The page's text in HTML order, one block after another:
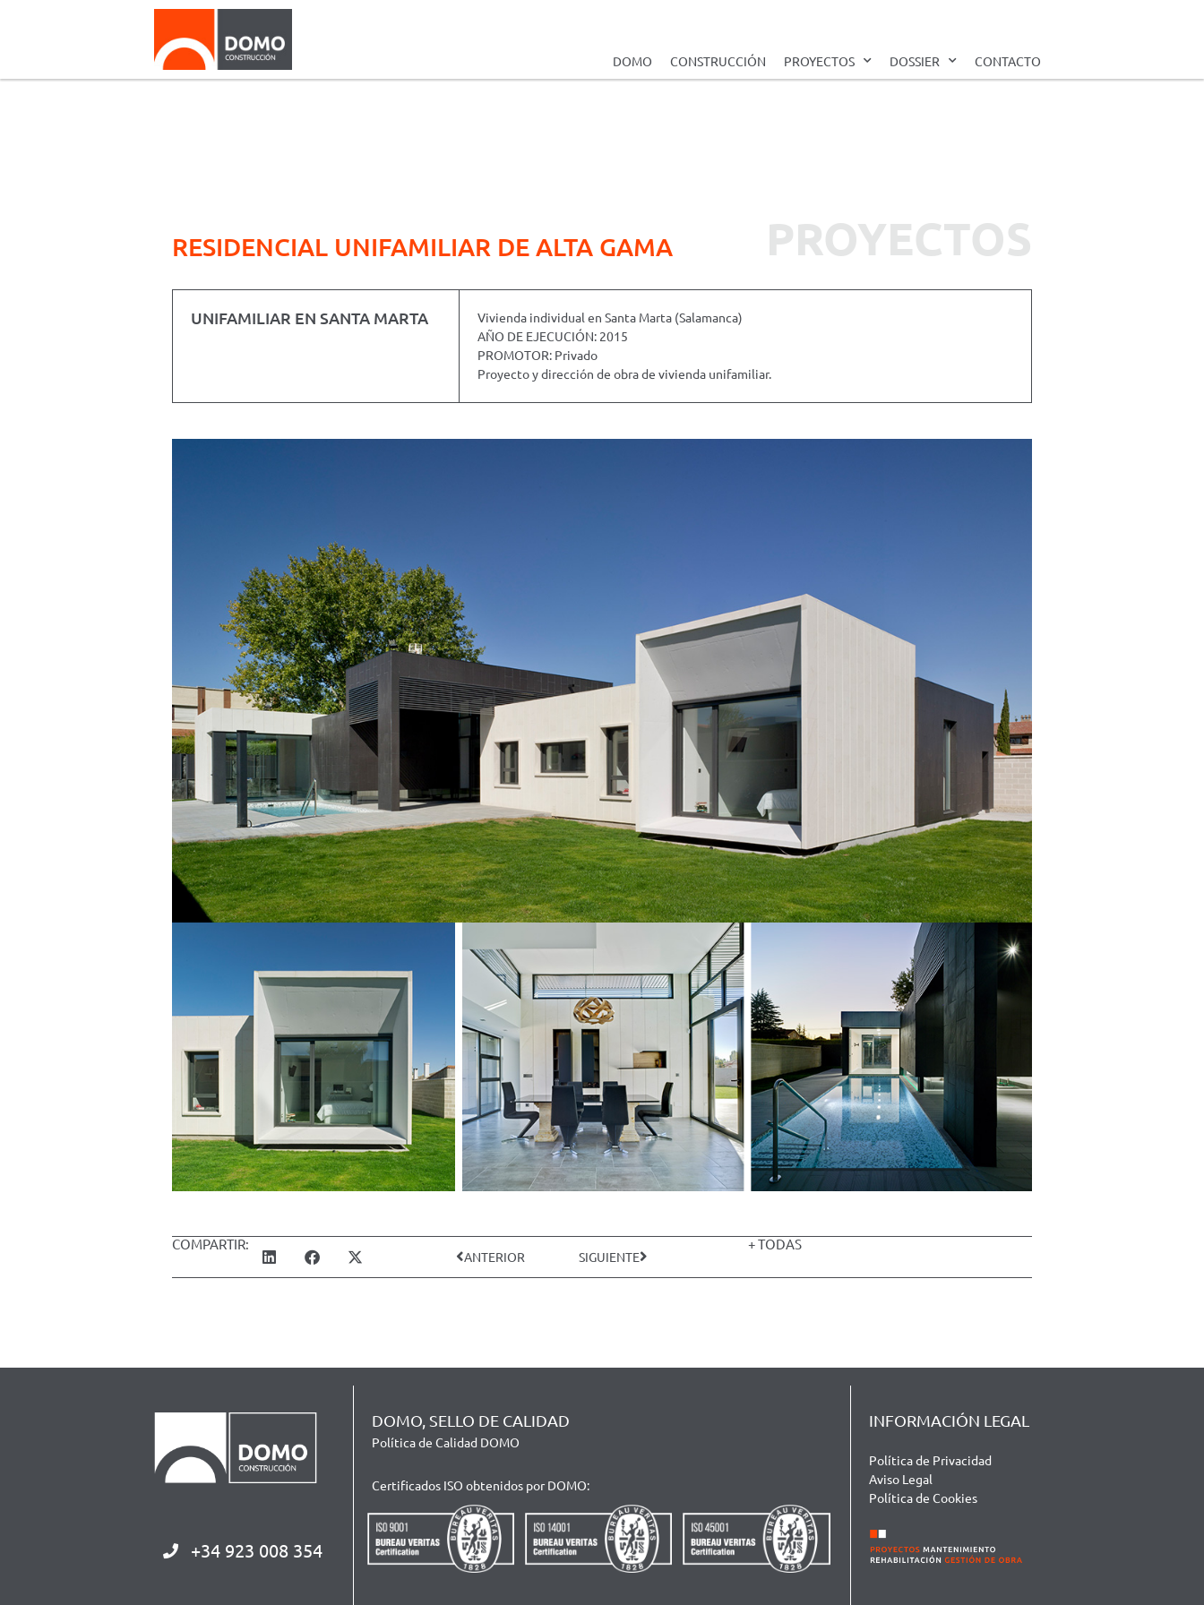
DOMO CONSTRUCCIÓN PROYECTOS DOSSIER CONTACTO
RESIDENCIAL UNIFAMILIAR DE ALTA GAMA PROYECTOS
UNIFAMILIAR EN SANTA MARTA
Vivienda individual en Santa Marta (Salamanca)
AÑO DE EJECUCIÓN: 2015
PROMOTOR: Privado
Proyecto y dirección de obra de vivienda unifamiliar.
COMPARTIR:
ANTERIOR SIGUIENTE
+ TODAS
+34 923 008 354
DOMO, SELLO DE CALIDAD
Política de Calidad DOMO
Certificados ISO obtenidos por DOMO:
INFORMACIÓN LEGAL
Política de Privacidad
Aviso Legal
Política de Cookies